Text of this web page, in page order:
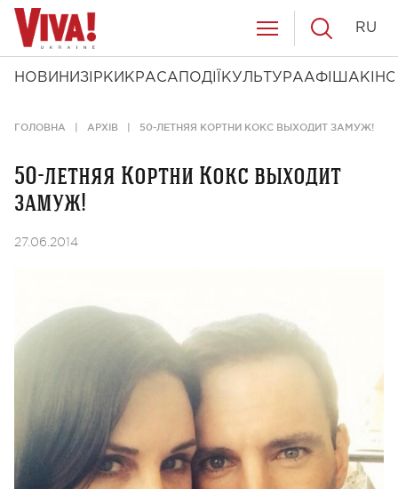
НОВИНИ ЗІРКИ КРАСА ПОДІЇ КУЛЬТУРААФІША КІНО
RU
ГОЛОВНА АРХІВ 50-ЛЕТНЯЯ КОРТНИ КОКС ВЫХОДИТ ЗАМУЖ!
50-летняя Кортни Кокс выходит
замуж!
27.06.2014